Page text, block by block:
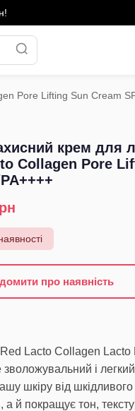
Pore Lifting Sun Cream
крем для
Collagen Pore
про наявність
Lacto Collagen
зволожувальний і
шкіру від
а й покращує тон,